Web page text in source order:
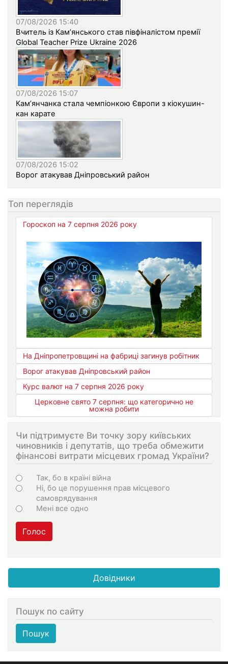
07/08/2026 15:40
Вчитель із Кам’янського став півфіналістом премії
Global Teacher Prize Ukraine 2026
07/08/2026 15:07
Кам’янчанка стала чемпіонкою Європи з кіокушин-
кан карате
07/08/2026 15:02
Ворог атакував Дніпровський район
Топ переглядів
Гороскоп на 7 серпня 2026 року
На Дніпропетровщині на фабриці загинув робітник
Ворог атакував Дніпровський район
Курс валют на 7 серпня 2026 року
Церковне свято 7 серпня: що категорично не
можна робити
Чи підтримуєте Ви точку зору київських
чиновників і депутатів, що треба обмежити
фінансові витрати місцевих громад України?
Choices
Так, бо в країні війна
Ні, бо це порушення прав місцевого
самоврядування
Мені все одно
Голос
Довідники
Пошук по сайту
Пошук